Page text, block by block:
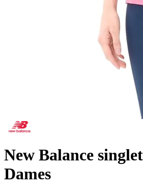
New Balance
Dames